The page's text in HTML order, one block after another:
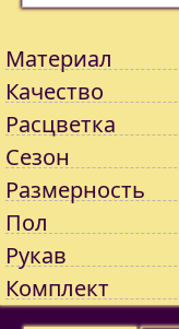
Материал
Качество
Расцветка
Сезон
Размерность
Пол
Рукав
Комплект